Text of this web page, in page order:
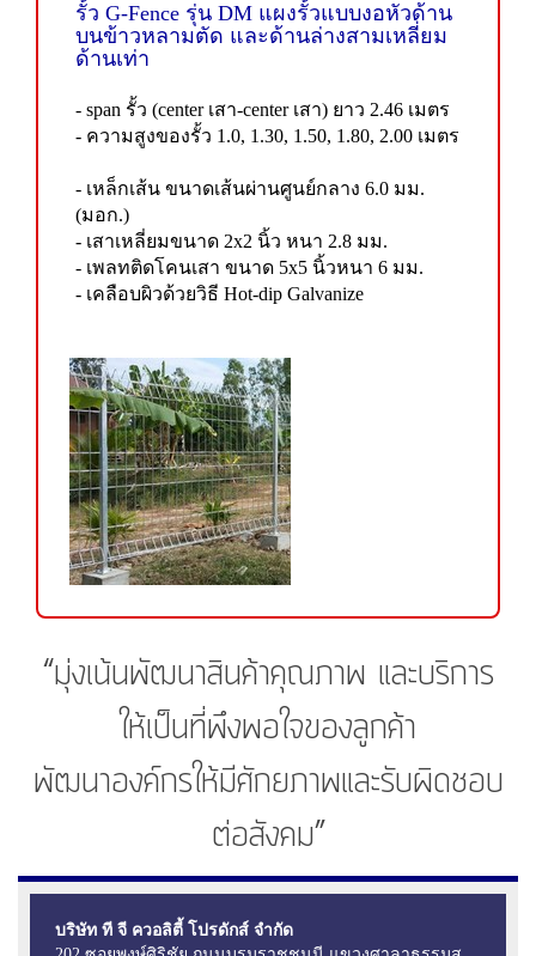
รั้ว G-Fence รุ่น DM แผงรั้วแบบงอหัวด้าน
บนข้าวหลามตัด และด้านล่างสามเหลี่ยม
ด้านเท่า
- span รั้ว (center เสา-center เสา) ยาว 2.46 เมตร
- ความสูงของรั้ว 1.0, 1.30, 1.50, 1.80, 2.00 เมตร
- เหล็กเส้น ขนาดเส้นผ่านศูนย์กลาง 6.0 มม.
(มอก.)
- เสาเหลี่ยมขนาด 2x2 นิ้ว หนา 2.8 มม.
- เพลทติดโคนเสา ขนาด 5x5 นิ้วหนา 6 มม.
- เคลือบผิวด้วยวิธี Hot-dip Galvanize
“มุ่งเน้นพัฒนาสินค้าคุณภาพ และบริการ
ให้เป็นที่พึงพอใจของลูกค้า
พัฒนาองค์กรให้มีศักยภาพและรับผิดชอบ
ต่อสังคม”
บริษัท ที จี ควอลิตี้ โปรดักส์ จำกัด